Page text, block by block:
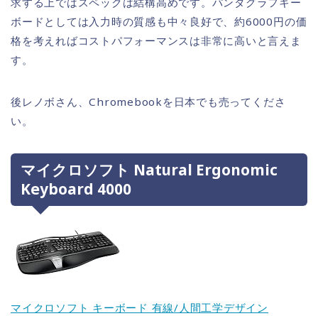
ボードとしては入力時の質感も中々良好で、約6000円の価
格を考えればコストパフォーマンスは非常に高いと言えま
す。
後レノボさん、Chromebookを日本でも売ってくださ
い。
マイクロソフト Natural Ergonomic
Keyboard 4000
マイクロソフト キーボード 有線/人間工学デザイン